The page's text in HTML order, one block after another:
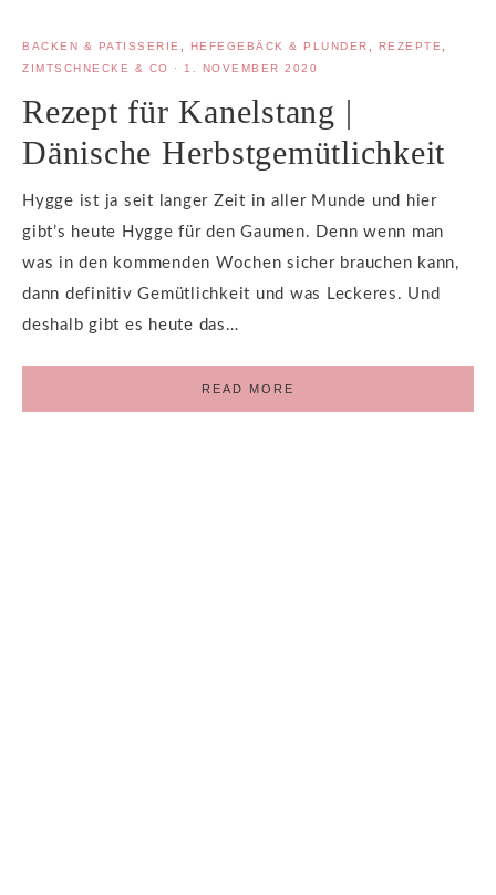
BACKEN & PATISSERIE HEFEGEBÄCK & PLUNDER REZEPTE
ZIMTSCHNECKE & CO
· 1. NOVEMBER 2020
Rezept für Kanelstang |
Dänische Herbstgemütlichkeit
Hygge ist ja seit langer Zeit in aller Munde und hier
gibt’s heute Hygge für den Gaumen. Denn wenn man
was in den kommenden Wochen sicher brauchen kann,
dann definitiv Gemütlichkeit und was Leckeres. Und
deshalb gibt es heute das…
READ MORE